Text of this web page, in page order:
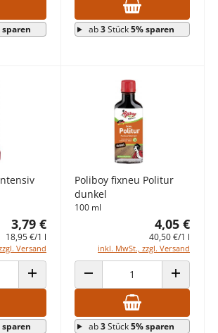
sparen ab3Stück5% sparen
3,79 €
18,95 €/1 l
Versand
ANZAHL ERHÖHEN
sparen
Poliboy fixneu Politur
dunkel
100 ml
4,05 €
40,50 €/1 l
inkl. MwSt., zzgl. Versand
ANZAHL VERRINGERN ANZAHL
ab3Stück5% sparen